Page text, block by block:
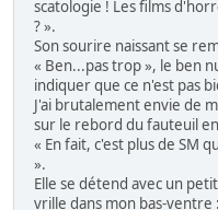
scatologie ! Les films
? ».
Son sourire naissant se
« Ben...pas trop », le ben
indiquer que ce n'est pas
J'ai brutalement envie de
sur le rebord du fauteuil
« En fait, c'est plus de SM
».
Elle se détend avec un
vrille dans mon bas-ventre :